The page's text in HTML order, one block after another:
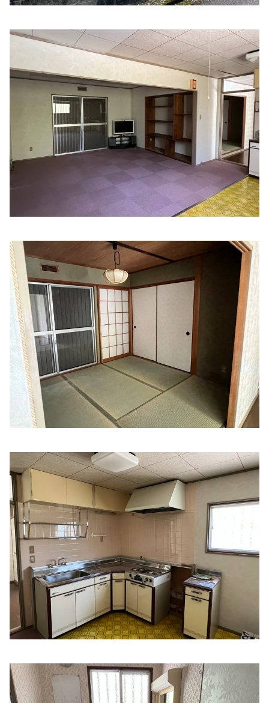
たなか内科
三重県津市観音寺町４４６−７７ マップで見る
河村クリニック
住所:三重県津市津興２９１１−２ マップで見る
飛鳥メディカルクリニック
三重県津市乙部５−３ フェニックスメディカルセンタ
マップで見る
カトウ内科
住所:
三重県津市新町３丁目５−１７ マップで見る
Mamãe no kensa de mama
三重県津市南新町１７−２２ 医療法人 同心会 遠山病院
住所:三重県津市江戸橋２丁目 マップで見る
武内病院 北丸之内寮
住所:三重県津市北丸之内１２５ 武内病院北丸之内寮
マッ
プで見る
武内病院藤美寮
住所: 三重県津市北丸之内１４７−２ 武内病院看護師寮藤美
寮
マップで見る
医療法人碧会
住所: 三重県津市乙部５−４−１０ マップで見る
Mieken japan
住所:
三重県津市広明町３２８ マップで見る
アイルコンタクト
ービル マップで見る
丸の内ジャスティス
住所:
三重県津市西丸之内２１−１９ マップで見る
さいとう内科
住所:三重県津市新東町塔世２３ マップで見る
おおにし呼吸器・糖尿病内科 呼春の森診療所
住所:
三重県津市一身田上津部田１５８１−１ マップで見る
あらき内科クリニック
住所:
三重県津市半田２０２−５ マップで見る
津かじわらクリニック
住所:
三重県津市鳥居町２７８−６ マップで見る
住所:三重県津市西丸之内１２−３ サナダビル マップで見る
津泌尿器科皮フ科診療所 医療法人久藤内科
住所: 三重県津市中央２−１１ マップで見る